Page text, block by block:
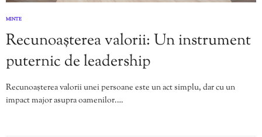
MINTE
Recunoașterea valorii: Un instrument
puternic de leadership
Recunoașterea valorii unei persoane este un act simplu, dar cu un
impact major asupra oamenilor.…